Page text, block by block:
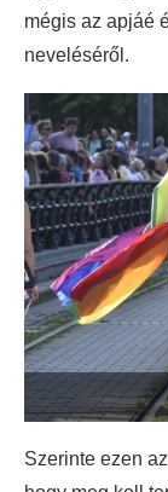
mégis az apjáé
neveléséről.
Szerinte ezen